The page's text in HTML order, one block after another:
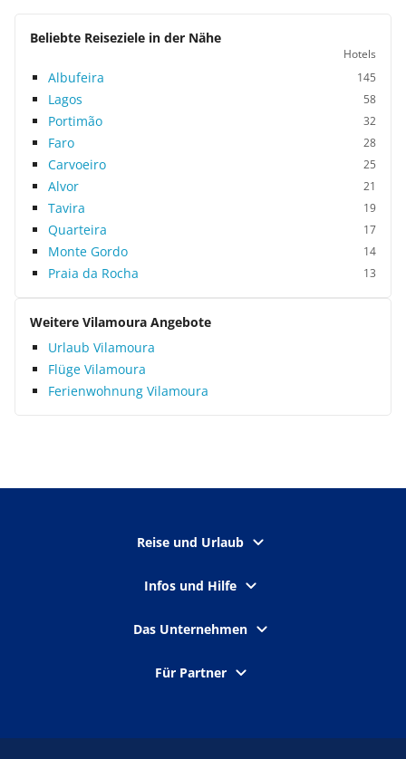
Beliebte Reiseziele in der Nähe
Hotels
Albufeira 145
Lagos 58
Portimão 32
Faro 28
Carvoeiro 25
Alvor 21
Tavira 19
Quarteira 17
Monte Gordo 14
Praia da Rocha 13
Weitere Vilamoura Angebote
Urlaub Vilamoura
Flüge Vilamoura
Ferienwohnung Vilamoura
Reise und Urlaub
Infos und Hilfe
Das Unternehmen
Für Partner